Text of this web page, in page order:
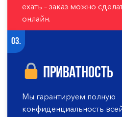
ехать – заказ можно
онлайн.
03.
Приватность
Мы гарантируем полную
конфиденциальность